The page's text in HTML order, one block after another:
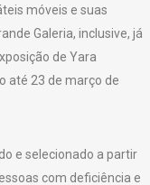
móveis e suas
Galeria, inclusive, já
de Yara
até 23 de março de
e selecionado a partir
com deficiência e